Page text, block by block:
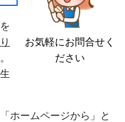
お気軽にお問合せく
ださい
ホームページから」と